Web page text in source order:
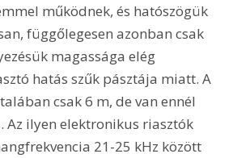
működnek, és hatószögük
függőlegesen azonban csak
magassága elég
hatás szűk pásztája miatt. A
csak 6 m, de van ennél
Az ilyen elektronikus riasztók
21-25 kHz között